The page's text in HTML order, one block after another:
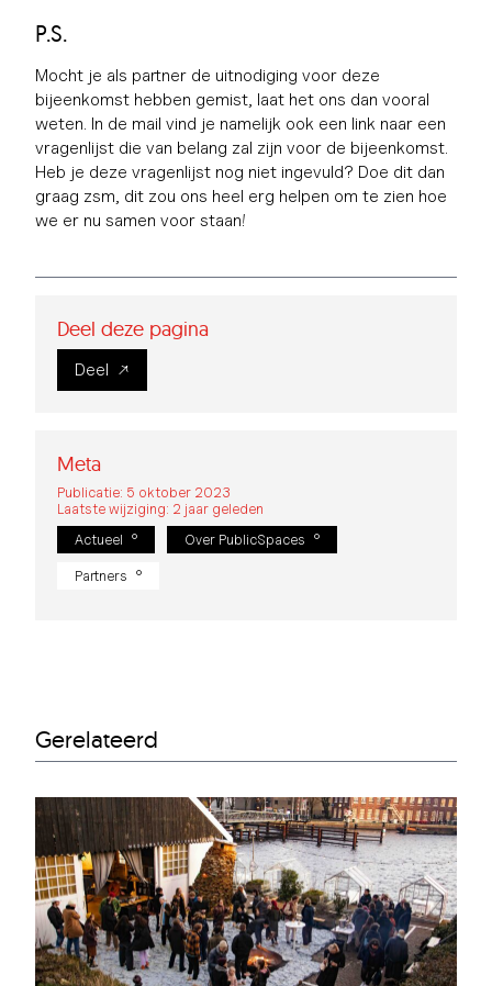
P.S.
Mocht je als partner de uitnodiging voor deze
bijeenkomst hebben gemist, laat het ons dan vooral
weten. In de mail vind je namelijk ook een link naar een
vragenlijst die van belang zal zijn voor de bijeenkomst.
Heb je deze vragenlijst nog niet ingevuld? Doe dit dan
graag zsm, dit zou ons heel erg helpen om te zien hoe
we er nu samen voor staan!
Deel deze pagina
Deel
Meta
Publicatie: 5 oktober 2023
Laatste wijziging: 2 jaar geleden
Actueel
Over PublicSpaces
Partners
Gerelateerd